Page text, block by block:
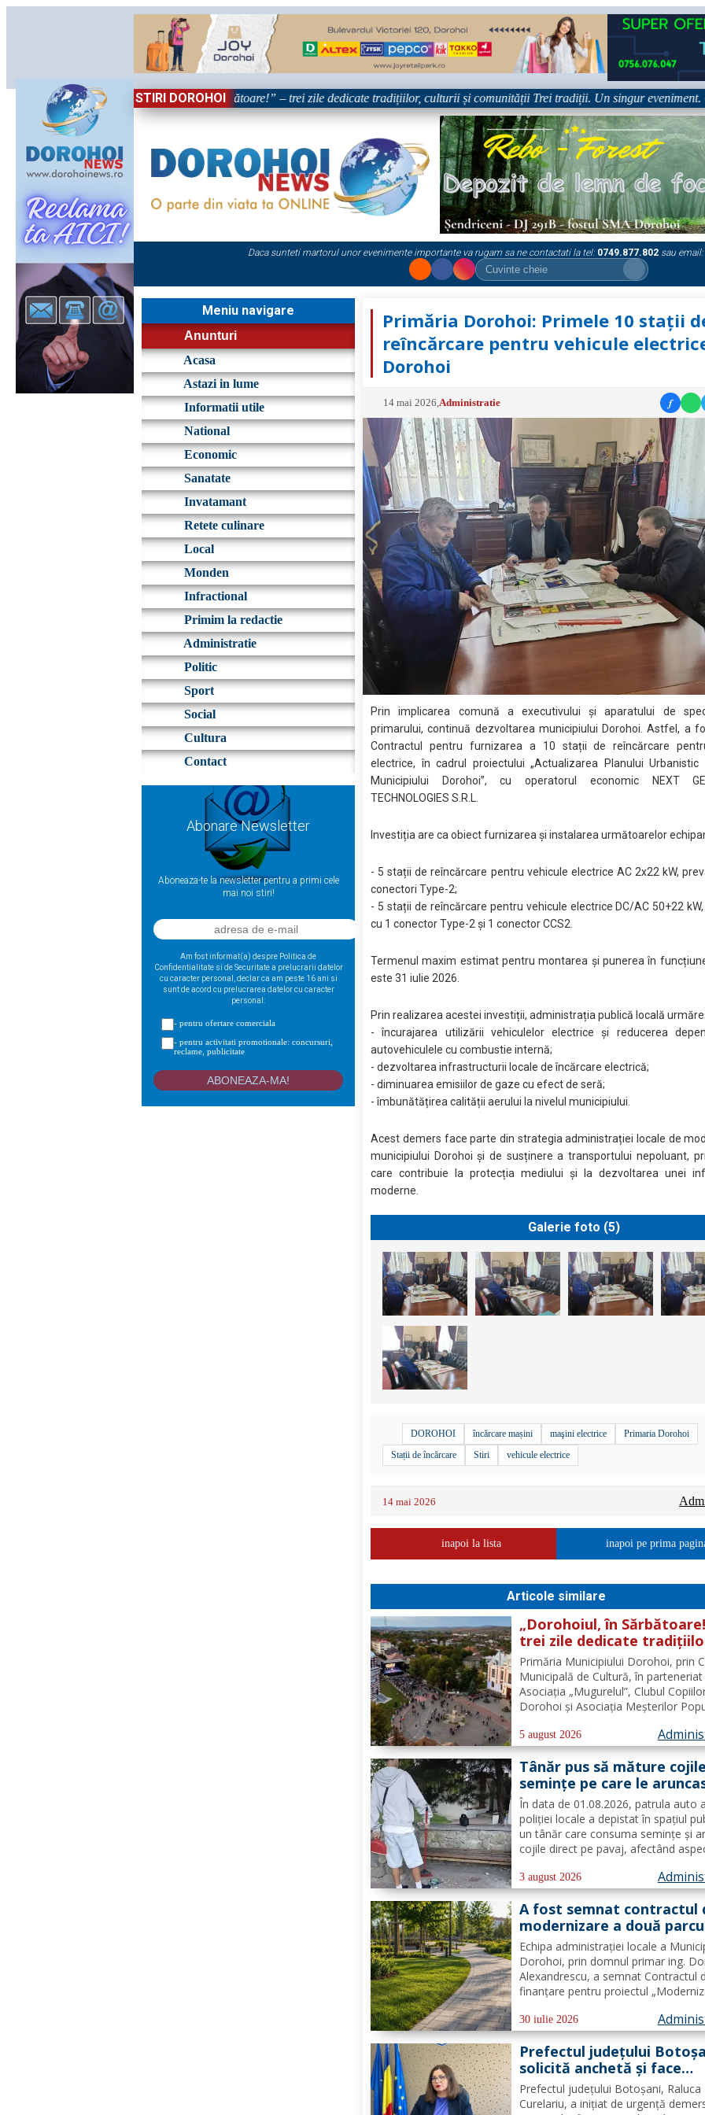
STIRI DOROHOI
„Dorohoiul, în Sărbătoare!” – trei zile dedicate tradițiilor, culturii și comunității Trei tradiții. Un singur eveniment. O
Daca sunteti martorul unor evenimente importante va rugam sa ne contactati la tel: 0749.877.802 sau email:
Meniu navigare
Anunturi
Acasa
Astazi in lume
Informatii utile
National
Economic
Sanatate
Invatamant
Retete culinare
Local
Monden
Infractional
Primim la redactie
Administratie
Politic
Sport
Social
Cultura
Contact
Abonare Newsletter
Aboneaza-te la newsletter pentru a primi cele
mai noi stiri!
Am fost informat(a) despre Politica de
Confidentialitate si de Securitate a prelucrarii datelor
cu caracter personal, declar ca am peste 16 ani si
sunt de acord cu prelucrarea datelor cu caracter
personal:
- pentru ofertare comerciala
- pentru activitati promotionale: concursuri,
reclame, publicitate
Primăria Dorohoi: Primele 10 stații
reîncărcare pentru vehicule
Dorohoi
14 mai 2026 Administratie f
Prin implicarea comună a executivului şi aparatului de
primarului, continuă dezvoltarea municipiului Dorohoi. Astfel, a
Contractul pentru furnizarea a 10 stații de reîncărcare
electrice, în cadrul proiectului „Actualizarea Planului Urbanistic
Municipiului Dorohoi”, cu operatorul economic NEXT
TECHNOLOGIES S.R.L.
Investiția are ca obiect furnizarea și instalarea următoarelor
- 5 stații de reîncărcare pentru vehicule electrice AC 2x22 kW,
conectori Type-2;
- 5 stații de reîncărcare pentru vehicule electrice DC/AC 50+22
cu 1 conector Type-2 și 1 conector CCS2.
Termenul maxim estimat pentru montarea și punerea în
este 31 iulie 2026.
Prin realizarea acestei investiții, administrația publică locală
- încurajarea utilizării vehiculelor electrice și reducerea
autovehiculele cu combustie internă;
- dezvoltarea infrastructurii locale de încărcare electrică;
- diminuarea emisiilor de gaze cu efect de seră;
- îmbunătățirea calității aerului la nivelul municipiului.
Acest demers face parte din strategia administrației locale de
municipiului Dorohoi și de susținere a transportului nepoluant,
care contribuie la protecția mediului și la dezvoltarea unei
moderne.
Galerie foto (5)
DOROHOI încărcare mașini maşini electrice
Primaria Dorohoi
Stații de încărcare
Stiri vehicule electrice
14 mai 2026
inapoi la lista inapoi pe prima
Articole similare
„Dorohoiul, în
trei zile dedicate
culturii și comunității Trei
tradiții. Un singur
O singură sărbătoare!
Primăria Municipiului Dorohoi, prin
Municipală de Cultură, în parteneriat
Asociația „Mugurelul”, Clubul
Dorohoi și Asociația Meșterilor
comunitate să participe, în perioada
30 august 2026, la evenimentul
„Dorohoiul, în Sărbătoare!”....
5 august 2026
Tânăr pus să măture
seminţe pe care le
direct pe pavaj. Poliţia
Dorohoi: Respectul față
spațiul comun trebuie să
prioritate pentru fiecare
În data de 01.08.2026, patrula auto a
poliției locale a depistat în spațiul
un tânăr care consuma semințe și
cojile direct pe pavaj, afectând
prioritatea Poliției Locale este
educarea spiritului civic, polițiștii l-
3 august 2026
A fost semnat contractul
modernizare a două
din municipiul Dorohoi
fonduri europene
Echipa administrației locale a
Dorohoi, prin domnul primar ing.
Alexandrescu, a semnat Contractul
finanțare pentru proiectul
Programul Regional 2021–2027 -
Prioritatea de investiții 3. Nord-Est -
regiune durabilă, mai...
30 iulie 2026
Prefectul județului
solicită anchetă și face
demersuri pentru donarea
trombocite direct la
Prefectul județului Botoșani, Raluca
Curelariu, a inițiat de urgență